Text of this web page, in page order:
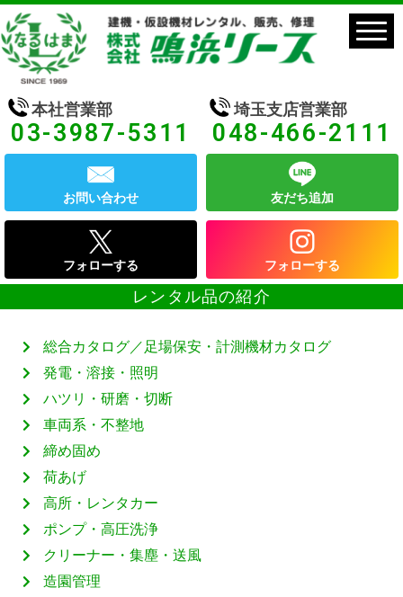
本社営業部
03-3987-5311
埼玉支店営業部
048-466-2111
お問い合わせ 友だち追加
フォローする フォローする
レンタル品の紹介
総合カタログ／足場保安・計測機材カタログ
発電・溶接・照明
ハツリ・研磨・切断
車両系・不整地
締め固め
荷あげ
高所・レンタカー
ポンプ・高圧洗浄
クリーナー・集塵・送風
造園管理